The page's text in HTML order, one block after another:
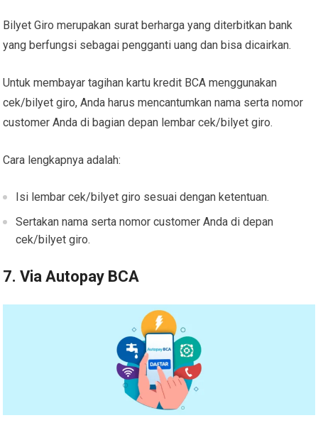
Bilyet Giro merupakan surat berharga yang diterbitkan bank
yang berfungsi sebagai pengganti uang dan bisa dicairkan.
Untuk membayar tagihan kartu kredit BCA menggunakan
cek/bilyet giro, Anda harus mencantumkan nama serta nomor
customer Anda di bagian depan lembar cek/bilyet giro.
Cara lengkapnya adalah:
Isi lembar cek/bilyet giro sesuai dengan ketentuan.
Sertakan nama serta nomor customer Anda di depan
cek/bilyet giro.
7. Via Autopay BCA